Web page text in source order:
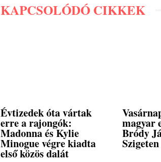
KAPCSOLÓDÓ CIKKEK
Évtizedek óta vártak
erre a rajongók:
Madonna és Kylie
Minogue végre kiadta
első közös dalát
magyar
Bródy
Szigeten